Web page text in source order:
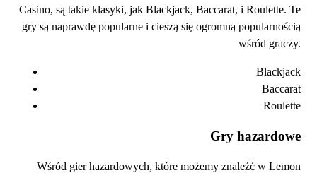
Casino, są takie klasyki, jak Blackjack, Baccarat, i Roulette. Te
gry są naprawdę popularne i cieszą się ogromną popularnością
wśród graczy.
Blackjack
Baccarat
Roulette
Gry hazardowe
Wśród gier hazardowych, które możemy znaleźć w Lemon